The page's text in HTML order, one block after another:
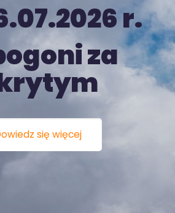
r.
za
się więcej